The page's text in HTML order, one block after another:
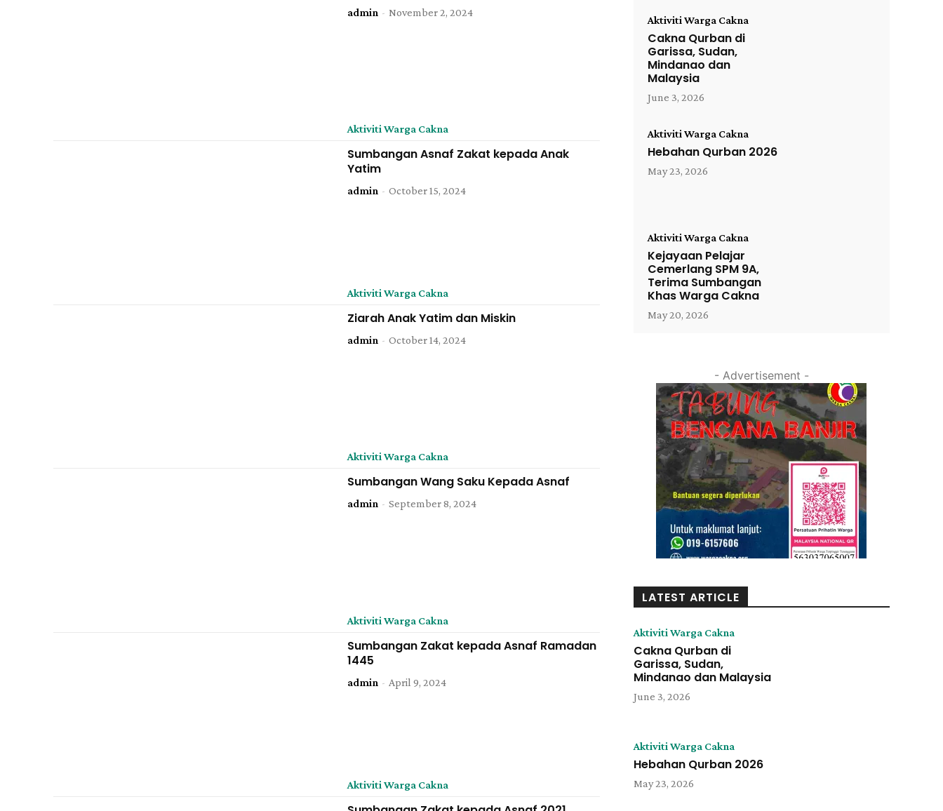
admin - November 2, 2024
Aktiviti Warga Cakna
Sumbangan Asnaf Zakat kepada Anak
Yatim
admin - October 15, 2024
Aktiviti Warga Cakna
Ziarah Anak Yatim dan Miskin
admin - October 14, 2024
Aktiviti Warga Cakna
Sumbangan Wang Saku Kepada Asnaf
admin - September 8, 2024
Aktiviti Warga Cakna
Sumbangan Zakat kepada Asnaf Ramadan
1445
admin - April 9, 2024
Aktiviti Warga Cakna
Aktiviti Warga Cakna
Cakna Qurban di
Garissa, Sudan,
Mindanao dan
Malaysia
June 3, 2026
Aktiviti Warga Cakna
Hebahan Qurban 2026
May 23, 2026
Aktiviti Warga Cakna
Kejayaan Pelajar
Cemerlang SPM 9A,
Terima Sumbangan
Khas Warga Cakna
May 20, 2026
- Advertisement -
LATEST ARTICLE
Aktiviti Warga Cakna
Cakna Qurban di
Garissa, Sudan,
Mindanao dan Malaysia
June 3, 2026
Aktiviti Warga Cakna
Hebahan Qurban 2026
May 23, 2026